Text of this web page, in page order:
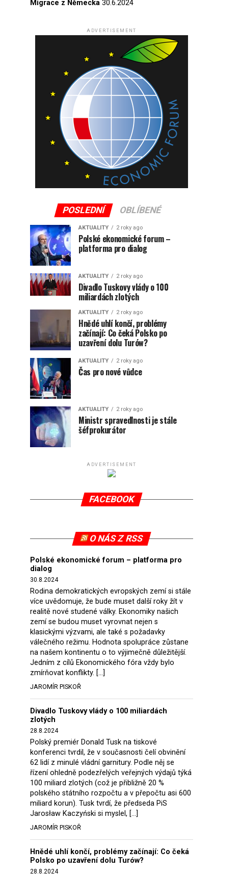
Migrace z Německa 30.6.2024
ADVERTISEMENT
POSLEDNÍ OBLÍBENÉ
AKTUALITY 2 roky ago
Polské ekonomické forum –
platforma pro dialog
AKTUALITY 2 roky ago
Divadlo Tuskovy vlády o 100
miliardách zlotých
AKTUALITY 2 roky ago
Hnědé uhlí končí, problémy
začínají: Co čeká Polsko po
uzavření dolu Turów?
AKTUALITY 2 roky ago
Čas pro nové vůdce
AKTUALITY 2 roky ago
Ministr spravedlnosti je stále
šéfprokurátor
ADVERTISEMENT
FACEBOOK
O NÁS Z RSS
Polské ekonomické forum – platforma pro
dialog
30.8.2024
Rodina demokratických evropských zemí si stále
více uvědomuje, že bude muset další roky žít v
realitě nové studené války. Ekonomiky našich
zemí se budou muset vyrovnat nejen s
klasickými výzvami, ale také s požadavky
válečného režimu. Hodnota spolupráce zůstane
na našem kontinentu o to výjimečně důležitější.
Jedním z cílů Ekonomického fóra vždy bylo
zmírňovat konflikty. […]
JAROMÍR PISKOŘ
Divadlo Tuskovy vlády o 100 miliardách
zlotých
28.8.2024
Polský premiér Donald Tusk na tiskové
konferenci tvrdil, že v současnosti čelí obvinění
62 lidí z minulé vládní garnitury. Podle něj se
řízení ohledně podezřelých veřejných výdajů týká
100 miliard zlotých (což je přibližně 20 %
polského státního rozpočtu a v přepočtu asi 600
miliard korun). Tusk tvrdí, že předseda PiS
Jarosław Kaczyński si myslel, […]
JAROMÍR PISKOŘ
Hnědé uhlí končí, problémy začínají: Co čeká
Polsko po uzavření dolu Turów?
28.8.2024